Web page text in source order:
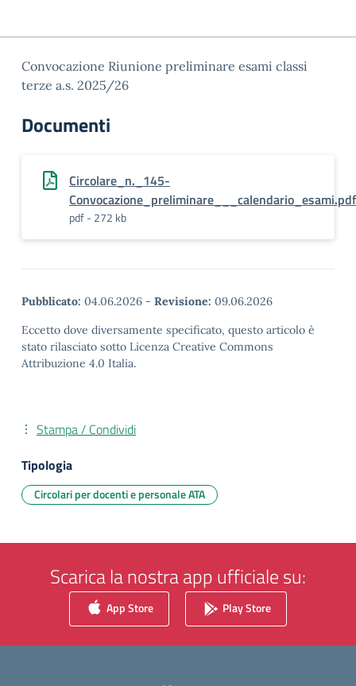
Convocazione Riunione preliminare esami classi
terze a.s. 2025/26
Documenti
Circolare_n._145-
pdf - 272 kb
Pubblicato: 04.06.2026 - Revisione: 09.06.2026
Eccetto dove diversamente specificato, questo articolo è
stato rilasciato sotto Licenza Creative Commons
Attribuzione 4.0 Italia.
Stampa / Condividi
Tipologia
Circolari per docenti e personale ATA
Scarica la nostra app ufficiale su:
App Store Play Store